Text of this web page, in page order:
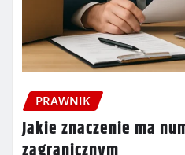
PRAWNIK
Jakie znaczenie ma